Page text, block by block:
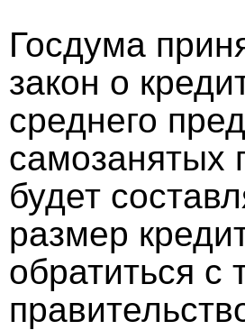
Госдума
закон о
среднего
самозанятых
будет
размер
обратиться с